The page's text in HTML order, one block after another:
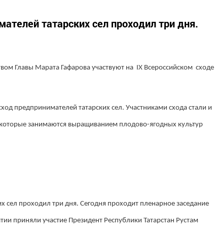
татарских сел проходил три дня.
Главы Марата Гафарова участвуют на IX Всероссийском сходе
предпринимателей татарских сел. Участниками схода стали и
занимаются выращиванием плодово-ягодных культур
сел проходил три дня. Сегодня проходит пленарное заседание
приняли участие Президент Республики Татарстан Рустам